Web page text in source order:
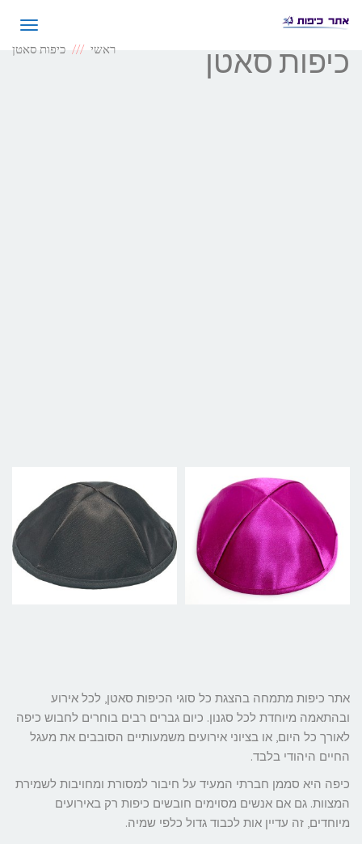
ראשי כיפות סאטן כיפות סאטן
אתר כיפות מתמחה בהצגת כל סוגי הכיפות סאטן, לכל אירוע
ובהתאמה מיוחדת לכל סגנון. כיום גברים רבים בוחרים לחבוש כיפה
לאורך כל היום, או בציוני אירועים משמעותיים הסובבים את מעגל
החיים היהודי בלבד.
כיפה היא סממן חברתי המעיד על חיבור למסורת ומחויבות לשמירת
המצוות. גם אם אנשים מסוימים חובשים כיפות רק באירועים
מיוחדים, זה עדיין אות לכבוד גדול כלפי שמיה.